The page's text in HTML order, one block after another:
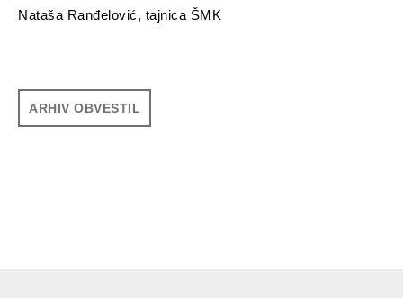
Nataša Ranđelović, tajnica ŠMK
ARHIV OBVESTIL